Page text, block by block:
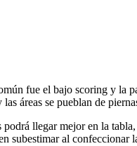
fue el bajo scoring y
áreas se pueblan de
llegar mejor en la
subestimar al confeccionar